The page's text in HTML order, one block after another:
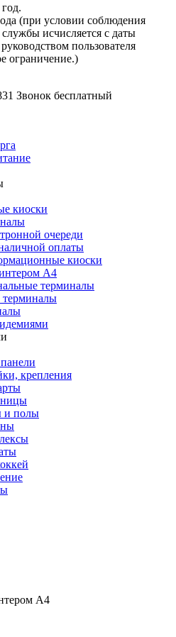
(при условии соблюдения
исчисляется с даты
пользователя
ограничение.)
Звонок бесплатный
киоски
очереди
оплаты
киоски
А4
терминалы
крепления
и полы
А4